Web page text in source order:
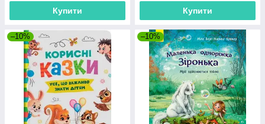
Купити Купити
–10% –10%